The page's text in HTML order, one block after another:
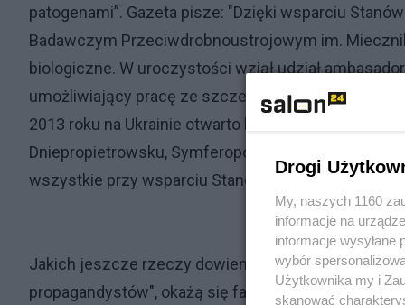
patogenami”. Gazeta pisze: "Dzięki wsparciu
Badawczym Przeciwdrobnoustrojowym im.
biologiczne. W uroczystości wziął udział
umożliwiający pracę ze szczepami
2013 roku na Ukrainie otwarto laboratoria
Dniepropietrowsku, Symferopolu, Chersoniu,
wszystkie przy wsparciu Stanów Zjednoczonych.
Jakich jeszcze rzeczy dowiemy się o Ukrainie?
propagandystów", okażą się faktami?
Drogi
My, naszych 1160
informacje na
informacje wysyłane
wybór
Użytkownika my i
skanować